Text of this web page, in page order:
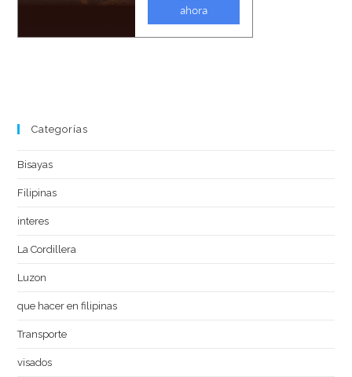
Categorías
Bisayas
Filipinas
interes
La Cordillera
Luzon
que hacer en filipinas
Transporte
visados